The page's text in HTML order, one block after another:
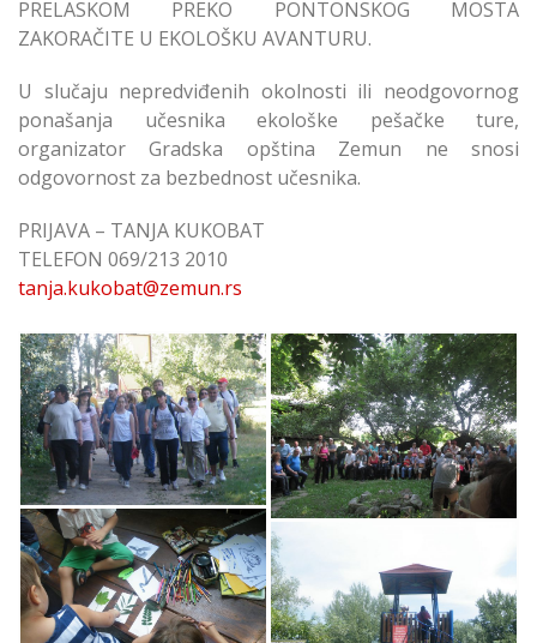
PRELASKOM PREKO PONTONSKOG MOSTA
ZAKORAČITE U EKOLOŠKU AVANTURU.
U slučaju nepredviđenih okolnosti ili neodgovornog
ponašanja učesnika ekološke pešačke ture,
organizator Gradska opština Zemun ne snosi
odgovornost za bezbednost učesnika.
PRIJAVA – TANJA KUKOBAT
TELEFON 069/213 2010
tanja.kukobat@zemun.rs
Besplatne Ekološke
Pešačke Ture na
Velikom Ratnom
Ostrvu
Ekološke Pešačke
Ture na Velikom
Ratnom Ostrvu
Besplatne Pešačke
Ture na Velikom
Ratnom Ostrvu